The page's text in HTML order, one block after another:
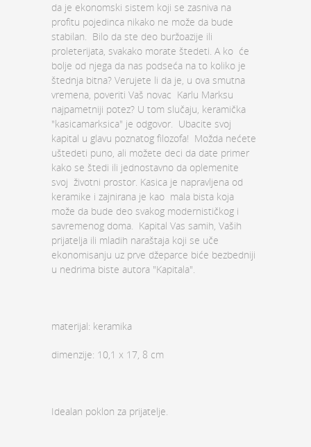
da je ekonomski sistem koji se zasniva na
profitu pojedinca nikako ne može da bude
stabilan. Bilo da ste deo buržoazije ili
proleterijata, svakako morate štedeti. A ko će
bolje od njega da nas podseća na to koliko je
štednja bitna? Verujete li da je, u ova smutna
vremena, poveriti Vaš novac Karlu Marksu
najpametniji potez? U tom slučaju, keramička
"kasica­marksica" je odgovor. Ubacite svoj
kapital u glavu poznatog filozofa! Možda nećete
uštedeti puno, ali možete deci da date primer
kako se štedi ili jednostavno da oplemenite
svoj životni prostor. Kasica je napravljena od
keramike i zajnirana je kao mala bista koja
može da bude deo svakog modernističkog i
savremenog doma. Kapital Vas samih, Vaših
prijatelja ili mladih naraštaja koji se uče
ekonomisanju uz prve džeparce biće bezbedniji
u nedrima biste autora "Kapitala".
materijal: keramika
dimenzije: 10,1 x 17, 8 cm
Idealan poklon za prijatelje.